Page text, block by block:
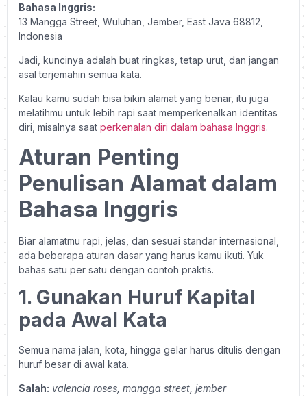
Bahasa Inggris:
13 Mangga Street, Wuluhan, Jember, East Java 68812,
Indonesia
Jadi, kuncinya adalah buat ringkas, tetap urut, dan jangan
asal terjemahin semua kata.
Kalau kamu sudah bisa bikin alamat yang benar, itu juga
melatihmu untuk lebih rapi saat memperkenalkan identitas
diri, misalnya saat perkenalan diri dalam bahasa Inggris.
Aturan Penting
Penulisan Alamat dalam
Bahasa Inggris
Biar alamatmu rapi, jelas, dan sesuai standar internasional,
ada beberapa aturan dasar yang harus kamu ikuti. Yuk
bahas satu per satu dengan contoh praktis.
1. Gunakan Huruf Kapital
pada Awal Kata
Semua nama jalan, kota, hingga gelar harus ditulis dengan
huruf besar di awal kata.
Salah: valencia roses, mangga street, jember